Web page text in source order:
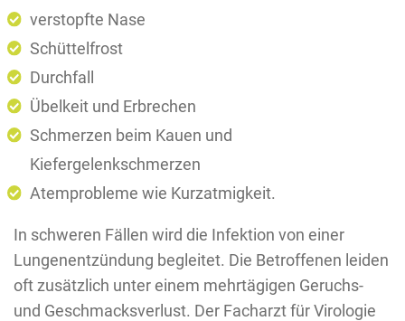
verstopfte Nase
Schüttelfrost
Durchfall
Übelkeit und Erbrechen
Schmerzen beim Kauen und
Kiefergelenkschmerzen
Atemprobleme wie Kurzatmigkeit.
In schweren Fällen wird die Infektion von einer
Lungenentzündung begleitet. Die Betroffenen leiden
oft zusätzlich unter einem mehrtägigen Geruchs-
und Geschmacksverlust. Der Facharzt für Virologie